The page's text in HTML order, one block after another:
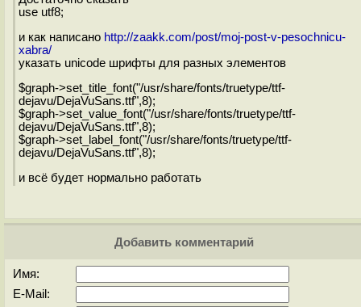
use utf8;
и как написано http://zaakk.com/post/moj-post-v-pesochnicu-
xabra/
указать unicode шрифты для разных элементов
$graph->set_title_font("/usr/share/fonts/truetype/ttf-
dejavu/DejaVuSans.ttf",8);
$graph->set_value_font("/usr/share/fonts/truetype/ttf-
dejavu/DejaVuSans.ttf",8);
$graph->set_label_font("/usr/share/fonts/truetype/ttf-
dejavu/DejaVuSans.ttf",8);
и всё будет нормально работать
Добавить комментарий
Имя:
E-Mail: